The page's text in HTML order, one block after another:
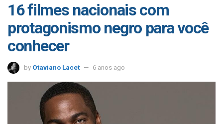
16 filmes nacionais com
protagonismo negro para você
conhecer
by Otaviano Lacet 6 anos ago